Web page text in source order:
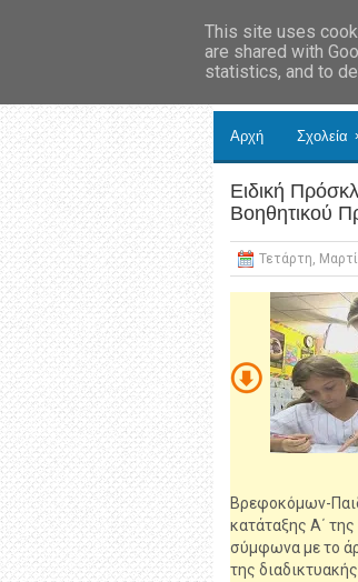
Αρχή Σχολεία
Ειδική
Βοηθητικού
Τετάρτη,
Βρεφοκόμων-
κατάταξης Α΄
σύμφωνα με το
της
This site uses
are shared with
statistics, and to